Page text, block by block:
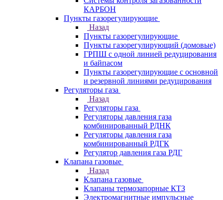
КАРБОН
Пункты газорегулирующие
Назад
Пункты газорегулирующие
Пункты газорегулирующий (домовые)
ГРПШ с одной линией редуцирования
и байпасом
Пункты газорегулирующие с основной
и резервной линиями редуцирования
Регуляторы газа
Назад
Регуляторы газа
Регуляторы давления газа
комбинированный РДНК
Регуляторы давления газа
комбинированный РДГК
Регулятор давления газа РДГ
Клапана газовые
Назад
Клапана газовые
Клапаны термозапорные КТЗ
Электромагнитные импульсные